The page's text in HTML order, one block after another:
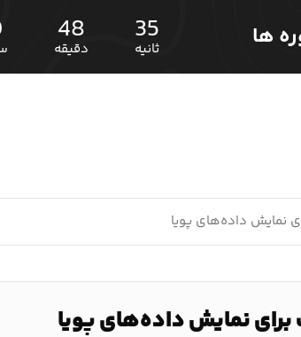
48
دقیقه
33
ثانیه
نمایش داده‌های پویا
نمایش داده‌های پویا